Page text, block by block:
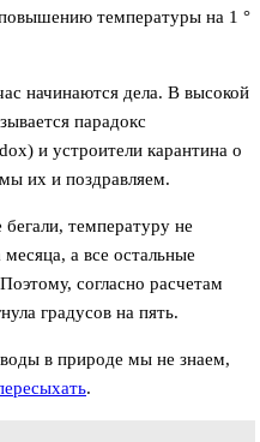
температуры на 1 °
начинаются дела. В высокой
парадокс
и устроители карантина о
их и поздравляем.
температуру не
а все остальные
согласно расчетам
градусов на пять.
в природе мы не знаем,
.